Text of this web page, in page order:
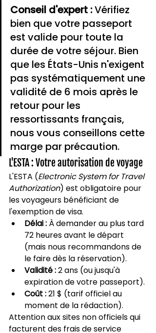
Conseil d'expert : Vérifiez
bien que votre passeport
est valide pour toute la
durée de votre séjour. Bien
que les États-Unis n'exigent
pas systématiquement une
validité de 6 mois après le
retour pour les
ressortissants français,
nous vous conseillons cette
marge par précaution.
L'ESTA : Votre autorisation de voyage
L'ESTA (Electronic System for Travel
Authorization) est obligatoire pour
les voyageurs bénéficiant de
l'exemption de visa.
Délai : À demander au plus tard
72 heures avant le départ
(mais nous recommandons de
le faire dès la réservation).
Validité : 2 ans (ou jusqu'à
expiration de votre passeport).
Coût : 21 $ (tarif officiel au
moment de la rédaction).
Attention aux sites non officiels qui
facturent des frais de service